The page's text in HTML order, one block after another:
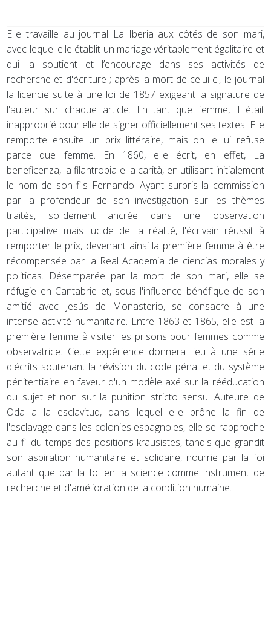
Elle travaille au journal La Iberia aux côtés de son mari,
avec lequel elle établit un mariage véritablement égalitaire et
qui la soutient et l’encourage dans ses activités de
recherche et d'écriture ; après la mort de celui-ci, le journal
la licencie suite à une loi de 1857 exigeant la signature de
l'auteur sur chaque article. En tant que femme, il était
inapproprié pour elle de signer officiellement ses textes. Elle
remporte ensuite un prix littéraire, mais on le lui refuse
parce que femme. En 1860, elle écrit, en effet, La
beneficenza, la filantropia e la carità, en utilisant initialement
le nom de son fils Fernando. Ayant surpris la commission
par la profondeur de son investigation sur les thèmes
traités, solidement ancrée dans une observation
participative mais lucide de la réalité, l'écrivain réussit à
remporter le prix, devenant ainsi la première femme à être
récompensée par la Real Academia de ciencias morales y
politicas. Désemparée par la mort de son mari, elle se
réfugie en Cantabrie et, sous l'influence bénéfique de son
amitié avec Jesús de Monasterio, se consacre à une
intense activité humanitaire. Entre 1863 et 1865, elle est la
première femme à visiter les prisons pour femmes comme
observatrice. Cette expérience donnera lieu à une série
d'écrits soutenant la révision du code pénal et du système
pénitentiaire en faveur d'un modèle axé sur la rééducation
du sujet et non sur la punition stricto sensu. Auteure de
Oda a la esclavitud, dans lequel elle prône la fin de
l'esclavage dans les colonies espagnoles, elle se rapproche
au fil du temps des positions krausistes, tandis que grandit
son aspiration humanitaire et solidaire, nourrie par la foi
autant que par la foi en la science comme instrument de
recherche et d'amélioration de la condition humaine.